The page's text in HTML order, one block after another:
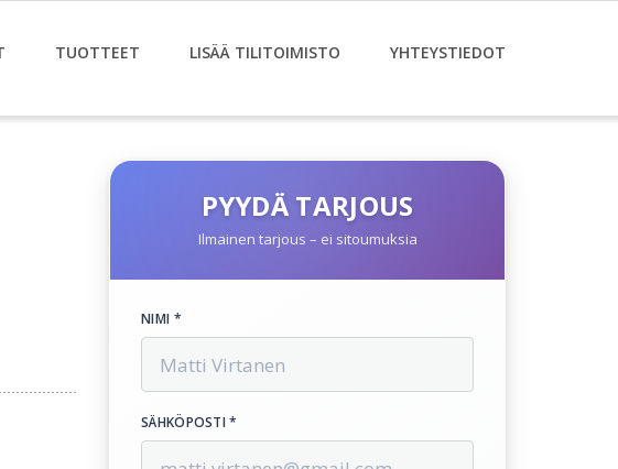
TUOTTEET LISÄÄ TILITOIMISTO YHTEYSTIEDOT
PYYDÄ TARJOUS
Ilmainen tarjous – ei sitoumuksia
NIMI *
SÄHKÖPOSTI *